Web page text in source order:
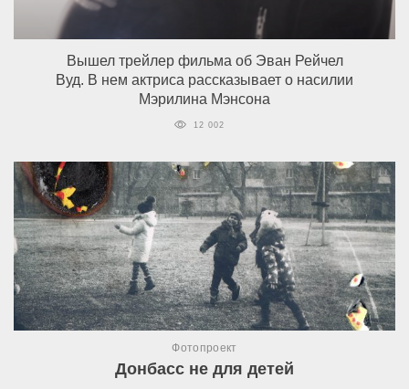
Вышел трейлер фильма об Эван Рейчел
Вуд. В нем актриса рассказывает о насилии
Мэрилина Мэнсона
12 002
Фотопроект
Донбасс не для детей